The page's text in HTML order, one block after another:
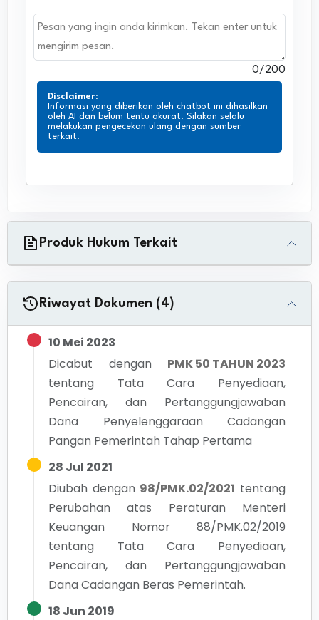
0/200
Disclaimer:
Informasi yang diberikan oleh chatbot ini dihasilkan
oleh AI dan belum tentu akurat. Silakan selalu
melakukan pengecekan ulang dengan sumber
terkait.
Produk Hukum Terkait
Riwayat Dokumen (4)
10 Mei 2023
Dicabut dengan
PMK 50 TAHUN 2023
tentang Tata Cara Penyediaan,
Pencairan, dan Pertanggungjawaban
Dana Penyelenggaraan Cadangan
Pangan Pemerintah Tahap Pertama
28 Jul 2021
Diubah dengan 98/PMK.02/2021 tentang
Perubahan atas Peraturan Menteri
Keuangan Nomor 88/PMK.02/2019
tentang Tata Cara Penyediaan,
Pencairan, dan Pertanggungjawaban
Dana Cadangan Beras Pemerintah.
18 Jun 2019